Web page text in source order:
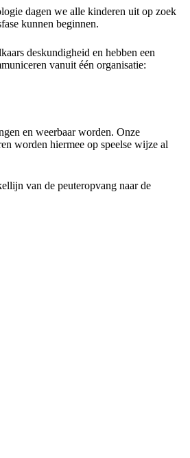
dagen we alle kinderen uit op zoek
kunnen beginnen.
deskundigheid en hebben een
vanuit één organisatie:
en weerbaar worden. Onze
worden hiermee op speelse wijze al
van de peuteropvang naar de